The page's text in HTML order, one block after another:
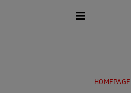
HOMEPAGE